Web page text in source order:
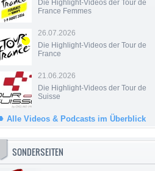
Die Highlight-Videos der Tour de
France Femmes
26.07.2026
Die Highlight-Videos der Tour de
France
21.06.2026
Die Highlight-Videos der Tour de
Suisse
Alle Videos & Podcasts im Überblick
SONDERSEITEN